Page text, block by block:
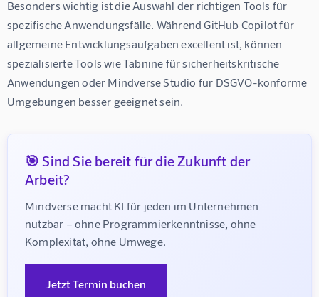
Besonders wichtig ist die Auswahl der richtigen Tools für
spezifische Anwendungsfälle. Während GitHub Copilot für
allgemeine Entwicklungsaufgaben excellent ist, können
spezialisierte Tools wie Tabnine für sicherheitskritische
Anwendungen oder Mindverse Studio für DSGVO-konforme
Umgebungen besser geeignet sein.
🎯 Sind Sie bereit für die Zukunft der
Arbeit?
Mindverse macht KI für jeden im Unternehmen
nutzbar – ohne Programmierkenntnisse, ohne
Komplexität, ohne Umwege.
Jetzt Termin buchen